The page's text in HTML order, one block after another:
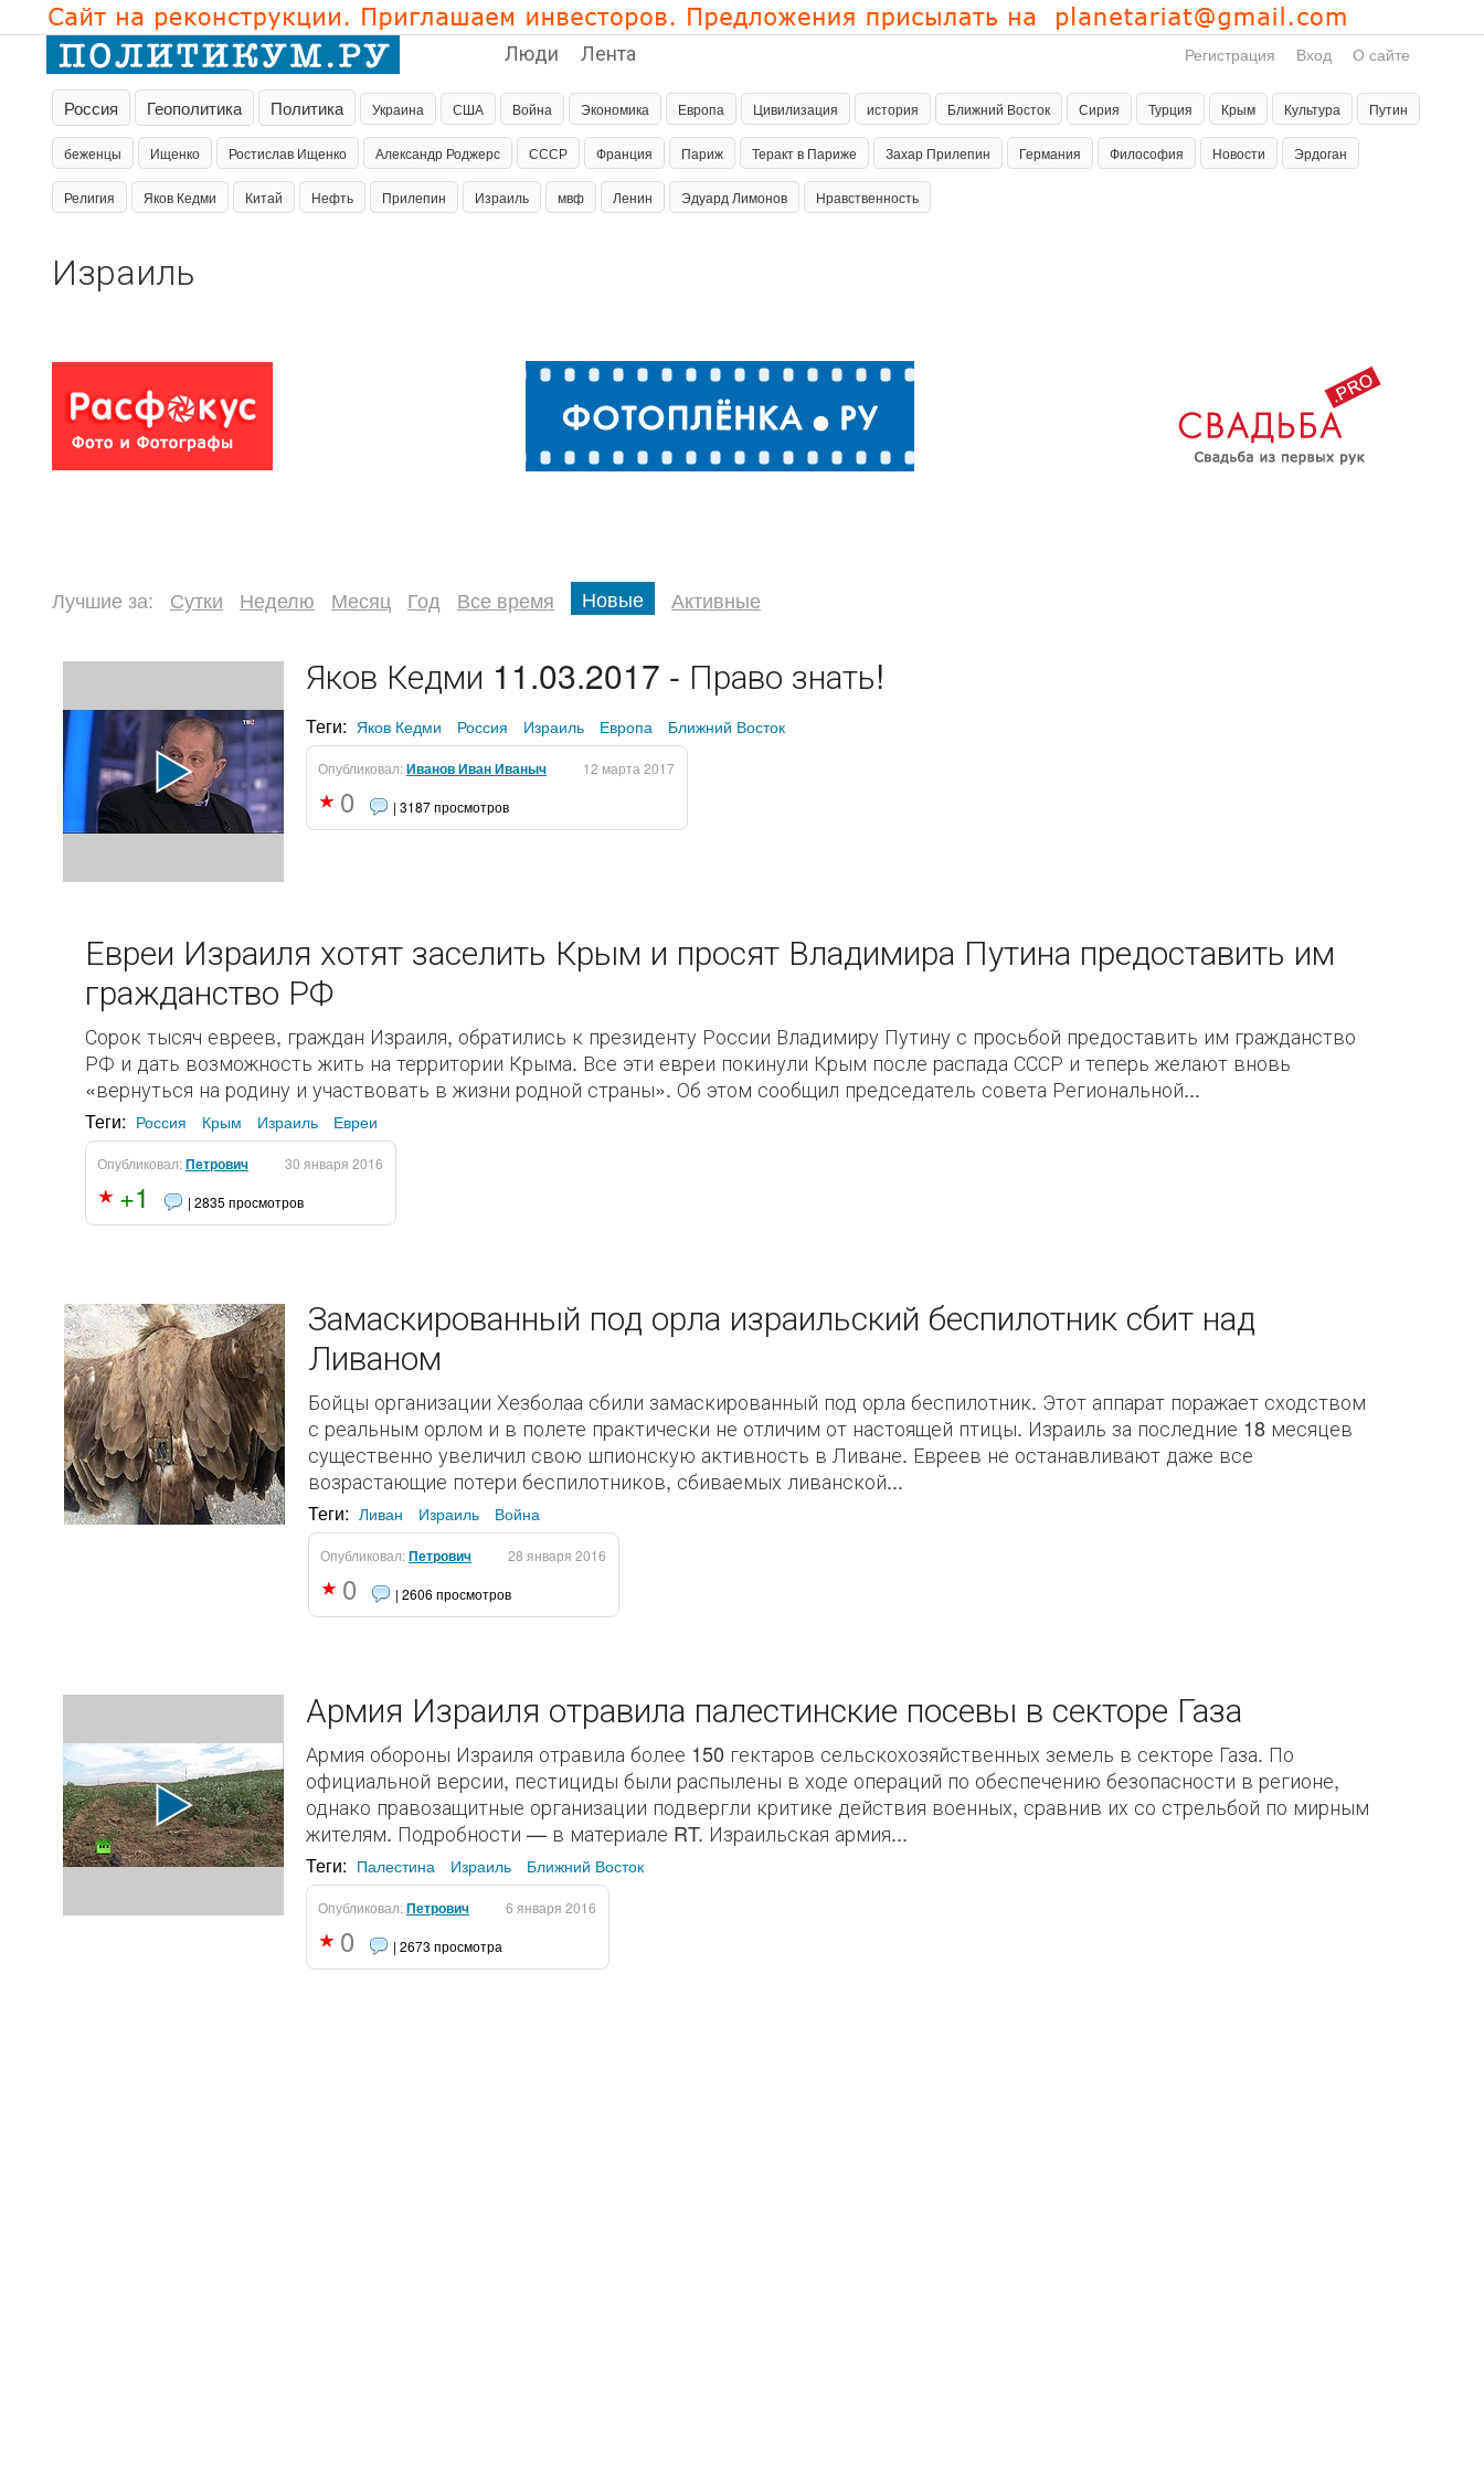
Люди Лента Регистрация Вход О сайте
Россия Геополитика Политика Украина США Война Экономика Европа Цивилизация история Ближний Восток Сирия Турция Крым Культура Путин
беженцы Ищенко Ростислав Ищенко Александр Роджерс СССР Франция Париж Теракт в Париже Захар Прилепин Германия Философия Новости Эрдоган
Религия Яков Кедми Китай Нефть Прилепин Израиль мвф Ленин Эдуард Лимонов Нравственность
Израиль
Лучшие за: Сутки Неделю Месяц Год Все время Новые Активные
Яков Кедми 11.03.2017 - Право знать!
Теги: Яков Кедми Россия Израиль Европа Ближний Восток
Опубликовал:Иванов Иван Иваныч 12 марта 2017
0 | 3187 просмотров
Евреи Израиля хотят заселить Крым и просят Владимира Путина предоставить им
гражданство РФ
Сорок тысяч евреев, граждан Израиля, обратились к президенту России Владимиру Путину с просьбой предоставить им гражданство
РФ и дать возможность жить на территории Крыма. Все эти евреи покинули Крым после распада СССР и теперь желают вновь
«вернуться на родину и участвовать в жизни родной страны». Об этом сообщил председатель совета Региональной...
Теги: Россия Крым Израиль Евреи
Опубликовал:Петрович 30 января 2016
+1 | 2835 просмотров
Замаскированный под орла израильский беспилотник сбит над
Ливаном
Бойцы организации Хезболаа сбили замаскированный под орла беспилотник. Этот аппарат поражает сходством
с реальным орлом и в полете практически не отличим от настоящей птицы. Израиль за последние 18 месяцев
существенно увеличил свою шпионскую активность в Ливане. Евреев не останавливают даже все
возрастающие потери беспилотников, сбиваемых ливанской...
Теги: Ливан Израиль Война
Опубликовал:Петрович 28 января 2016
0 | 2606 просмотров
Армия Израиля отравила палестинские посевы в секторе Газа
Армия обороны Израиля отравила более 150 гектаров сельскохозяйственных земель в секторе Газа. По
официальной версии, пестициды были распылены в ходе операций по обеспечению безопасности в регионе,
однако правозащитные организации подвергли критике действия военных, сравнив их со стрельбой по мирным
жителям. Подробности — в материале RT. Израильская армия...
Теги: Палестина Израиль Ближний Восток
Опубликовал:Петрович 6 января 2016
0 | 2673 просмотра